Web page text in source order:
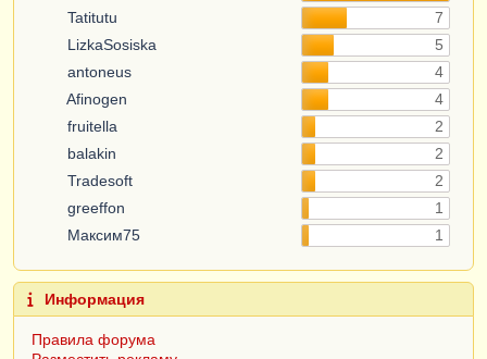
Tatitutu
7
LizkaSosiska
5
antoneus
4
Afinogen
4
fruitella
2
balakin
2
Tradesoft
2
greeffon
1
Максим75
1
Информация
Правила форума